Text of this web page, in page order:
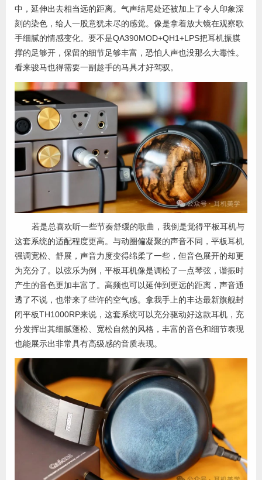
中，延伸出去相当远的距离。气声结尾处还被加上了令人印象深
刻的染色，给人一股意犹未尽的感觉。像是拿着放大镜在观察歌
手细腻的情感变化。要不是QA390MOD+QH1+LPS把耳机振膜
撑的足够开，保留的细节足够丰富，恐怕人声也没那么大毒性。
看来骏马也得需要一副趁手的马具才好驾驭。
若是总喜欢听一些节奏舒缓的歌曲，我倒是觉得平板耳机与
这套系统的适配程度更高。与动圈偏凝聚的声音不同，平板耳机
强调宽松、舒展，声音力度变得绵柔了一些，但音色展开的却更
为充分了。以弦乐为例，平板耳机像是调松了一点琴弦，谐振时
产生的音色更加丰富了。高频也可以延伸到更远的距离，声音通
透了不说，也带来了些许的空气感。拿我手上的丰达最新旗舰封
闭平板TH1000RP来说，这套系统可以充分驱动好这款耳机，充
分发挥出其细腻蓬松、宽松自然的风格，丰富的音色和细节表现
也能展示出非常具有高级感的音质表现。